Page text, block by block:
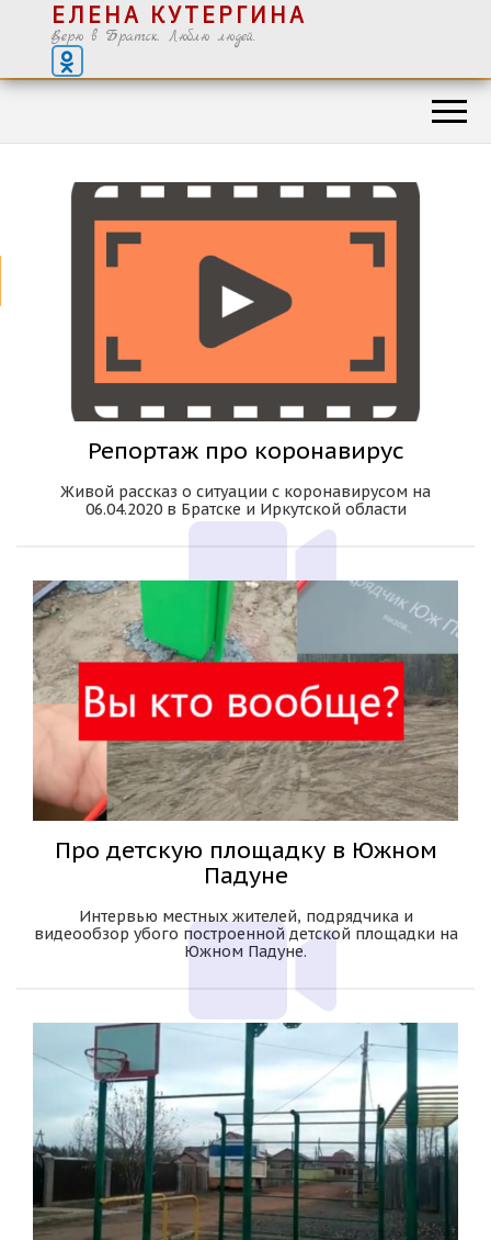
ЕЛЕНА КУТЕРГИНА
Верю в Братск. Люблю людей.
Репортаж про коронавирус
Живой рассказ о ситуации с коронавирусом на
06.04.2020 в Братске и Иркутской области
Про детскую площадку в Южном
Падуне
Интервью местных жителей, подрядчика и
видеообзор убого построенной детской площадки на
Южном Падуне.